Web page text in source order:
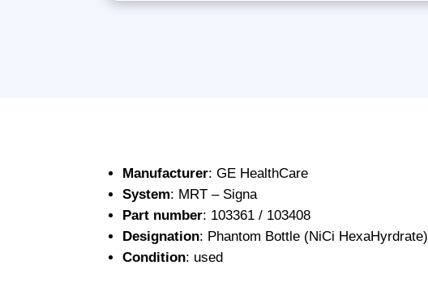
Manufacturer: GE HealthCare
System: MRT – Signa
Part number: 103361 / 103408
Designation: Phantom Bottle (NiCi HexaHyrdrate)
Condition: used